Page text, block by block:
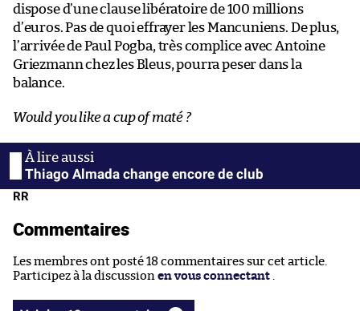
dispose d’une clause libératoire de 100 millions
d’euros. Pas de quoi effrayer les Mancuniens. De plus,
l’arrivée de Paul Pogba, très complice avec Antoine
Griezmann chez les Bleus, pourra peser dans la
balance.
Would you like a cup of maté ?
Thiago Almada change encore de club
RR
Commentaires
Les membres ont posté 18 commentaires sur cet article.
Participez à la discussion en vous connectant .